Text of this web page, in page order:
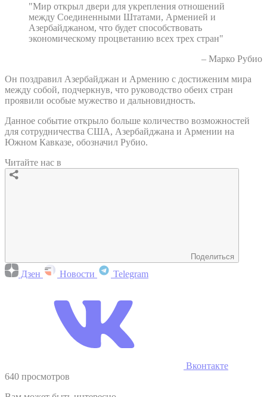
"Мир открыл двери для укрепления отношений
между Соединенными Штатами, Арменией и
Азербайджаном, что будет способствовать
экономическому процветанию всех трех стран"
– Марко Рубио
Он поздравил Азербайджан и Армению с достиженим мира
между собой, подчеркнув, что руководство обеих стран
проявили особые мужество и дальновидность.
Данное событие открыло больше количество возможностей
для сотрудничества США, Азербайджана и Армении на
Южном Кавказе, обозначил Рубио.
Читайте нас в
Поделиться
Дзен Новости Telegram
Вконтакте
640 просмотров